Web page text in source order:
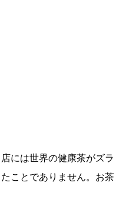
には世界の健康茶がズラ
ことでありません。お茶